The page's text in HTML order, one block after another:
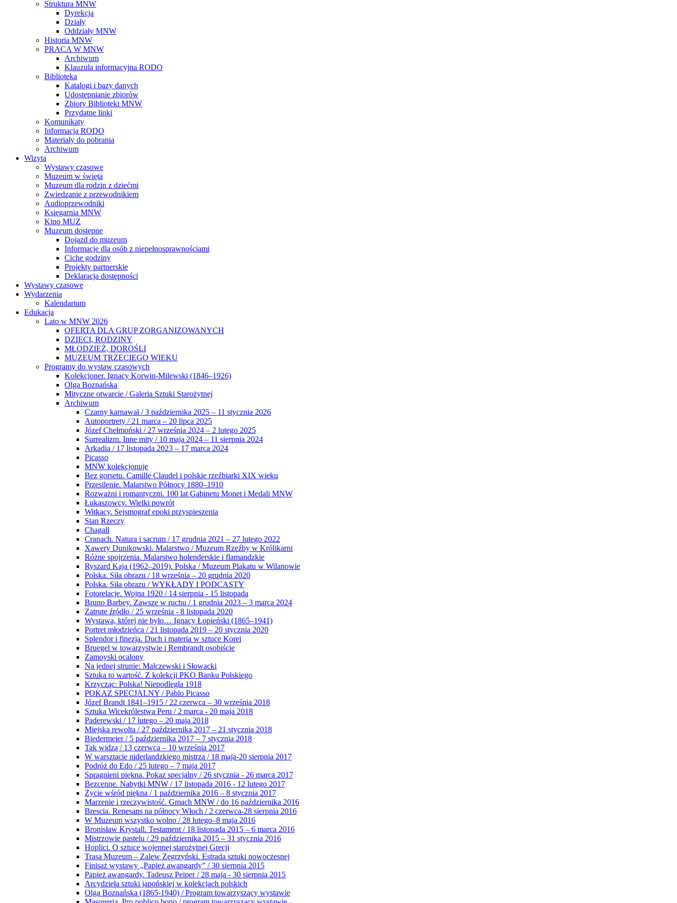
Struktura MNW
Dyrekcja
Działy
Oddziały MNW
Historia MNW
PRACA W MNW
Archiwum
Klauzula informacyjna RODO
Biblioteka
Katalogi i bazy danych
Udostępnianie zbiorów
Zbiory Biblioteki MNW
Przydatne linki
Komunikaty
Informacja RODO
Materiały do pobrania
Archiwum
Wizyta
Wystawy czasowe
Muzeum w święta
Muzeum dla rodzin z dziećmi
Zwiedzanie z przewodnikiem
Audioprzewodniki
Księgarnia MNW
Kino MUZ
Muzeum dostępne
Dojazd do muzeum
Informacje dla osób z niepełnosprawnościami
Ciche godziny
Projekty partnerskie
Deklaracja dostępności
Wystawy czasowe
Wydarzenia
Kalendarium
Edukacja
Lato w MNW 2026
OFERTA DLA GRUP ZORGANIZOWANYCH
DZIECI, RODZINY
MŁODZIEŻ, DOROŚLI
MUZEUM TRZECIEGO WIEKU
Programy do wystaw czasowych
Kolekcjoner. Ignacy Korwin-Milewski (1846–1926)
Olga Boznańska
Mityczne otwarcie / Galeria Sztuki Starożytnej
Archiwum
Czarny karnawał / 3 października 2025 – 11 stycznia 2026
Autoportrety / 21 marca – 20 lipca 2025
Józef Chełmoński / 27 września 2024 – 2 lutego 2025
Surrealizm. Inne mity / 10 maja 2024 – 11 sierpnia 2024
Arkadia / 17 listopada 2023 – 17 marca 2024
Picasso
MNW kolekcjonuje
Bez gorsetu. Camille Claudel i polskie rzeźbiarki XIX wieku
Przesilenie. Malarstwo Północy 1880–1910
Rozważni i romantyczni. 100 lat Gabinetu Monet i Medali MNW
Łukaszowcy. Wielki powrót
Witkacy. Sejsmograf epoki przyspieszenia
Stan Rzeczy
Chagall
Cranach. Natura i sacrum / 17 grudnia 2021 – 27 lutego 2022
Xawery Dunikowski. Malarstwo / Muzeum Rzeźby w Królikarni
Różne spojrzenia. Malarstwo holenderskie i flamandzkie
Ryszard Kaja (1962–2019). Polska / Muzeum Plakatu w Wilanowie
Polska. Siła obrazu / 18 września – 20 grudnia 2020
Polska. Siła obrazu / WYKŁADY I PODCASTY
Fotorelacje. Wojna 1920 / 14 sierpnia - 15 listopada
Bruno Barbey. Zawsze w ruchu / 1 grudnia 2023 – 3 marca 2024
Zatrute źródło / 25 września - 8 listopada 2020
Wystawa, której nie było… Ignacy Łopieński (1865–1941)
Portret młodzieńca / 21 listopada 2019 – 20 stycznia 2020
Splendor i finezja. Duch i materia w sztuce Korei
Bruegel w towarzystwie i Rembrandt osobiście
Zamoyski ocalony
Na jednej strunie: Malczewski i Słowacki
Sztuka to wartość. Z kolekcji PKO Banku Polskiego
Krzycząc: Polska! Niepodległa 1918
POKAZ SPECJALNY / Pablo Picasso
Józef Brandt 1841–1915 / 22 czerwca – 30 września 2018
Sztuka Wicekrólestwa Peru / 2 marca - 20 maja 2018
Paderewski / 17 lutego – 20 maja 2018
Miejska rewolta / 27 października 2017 – 21 stycznia 2018
Biedermeier / 5 października 2017 – 7 stycznia 2018
Tak widzą / 13 czerwca – 10 września 2017
W warsztacie niderlandzkiego mistrza / 18 maja-20 sierpnia 2017
Podróż do Edo / 25 lutego – 7 maja 2017
Spragnieni piękna. Pokaz specjalny / 26 stycznia - 26 marca 2017
Bezcenne. Nabytki MNW / 17 listopada 2016 - 12 lutego 2017
Życie wśród piękna / 1 października 2016 – 8 stycznia 2017
Marzenie i rzeczywistość. Gmach MNW / do 16 października 2016
Brescia. Renesans na północy Włoch / 2 czerwca-28 sierpnia 2016
W Muzeum wszystko wolno / 28 lutego–8 maja 2016
Bronisław Krystall. Testament / 18 listopada 2015 – 6 marca 2016
Mistrzowie pastelu / 29 października 2015 – 31 stycznia 2016
Hoplici. O sztuce wojennej starożytnej Grecji
Trasa Muzeum – Zalew Zegrzyński. Estrada sztuki nowoczesnej
Finisaż wystawy „Papież awangardy” / 30 sierpnia 2015
Papież awangardy. Tadeusz Peiper / 28 maja - 30 sierpnia 2015
Arcydzieła sztuki japońskiej w kolekcjach polskich
Olga Boznańska (1865-1940) / Program towarzyszący wystawie